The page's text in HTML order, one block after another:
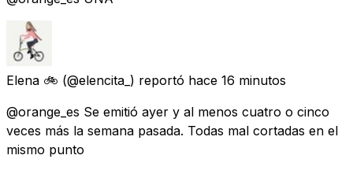
Elena 🚲 (@elencita_) reportó hace 16 minutos
@orange_es Se emitió ayer y al menos cuatro o cinco
veces más la semana pasada. Todas mal cortadas en el
mismo punto